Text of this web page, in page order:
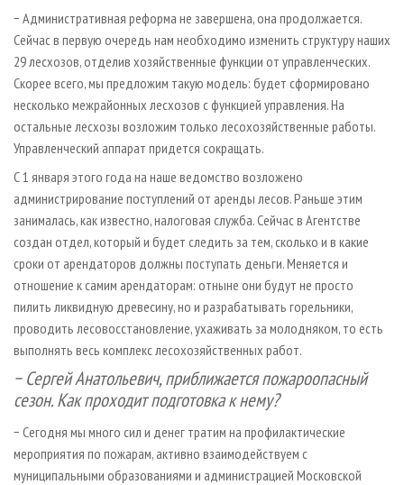
− Административная реформа не завершена, она продолжается.
Сейчас в первую очередь нам необходимо изменить структуру наших
29 лесхозов, отделив хозяйственные функции от управленческих.
Скорее всего, мы предложим такую модель: будет сформировано
несколько межрайонных лесхозов с функцией управления. На
остальные лесхозы возложим только лесохозяйственные работы.
Управленческий аппарат придется сокращать.
С 1 января этого года на наше ведомство возложено
администрирование поступлений от аренды лесов. Раньше этим
занималась, как известно, налоговая служба. Сейчас в Агентстве
создан отдел, который и будет следить за тем, сколько и в какие
сроки от арендаторов должны поступать деньги. Меняется и
отношение к самим арендаторам: отныне они будут не просто
пилить ликвидную древесину, но и разрабатывать горельники,
проводить лесовосстановление, ухаживать за молодняком, то есть
выполнять весь комплекс лесохозяйственных работ.
− Сергей Анатольевич, приближается пожароопасный
сезон. Как проходит подготовка к нему?
− Сегодня мы много сил и денег тратим на профилактические
мероприятия по пожарам, активно взаимодействуем с
муниципальными образованиями и администрацией Московской